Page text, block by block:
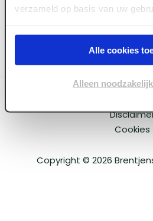
verzameld op basis van uw
Alle cookies
Alleen
Algemene
Cookies
Copyright © 2026